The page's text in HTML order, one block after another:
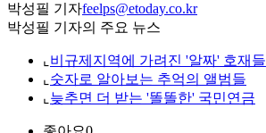
박성필 기자feelps@etoday.co.kr
박성필 기자의 주요 뉴스
⌞ 비규제지역에 가려진 '알짜' 호재들
⌞ 숫자로 알아보는 추억의 앨범들
⌞ 늦추면 더 받는 '똘똘한' 국민연금